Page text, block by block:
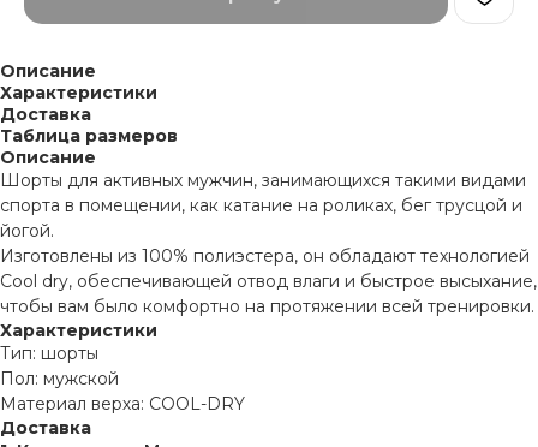
Описание
Характеристики
Доставка
Таблица размеров
Описание
Шорты для активных мужчин, занимающихся такими видами
спорта в помещении, как катание на роликах, бег трусцой и
йогой.
Изготовлены из 100% полиэстера, он обладают технологией
Cool dry, обеспечивающей отвод влаги и быстрое высыхание,
чтобы вам было комфортно на протяжении всей тренировки.
Характеристики
Тип: шорты
Пол: мужской
Материал верха: COOL-DRY
Доставка